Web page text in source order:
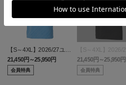
【S～4XL】2026/27ユニ
フォーム オーセンティッ
クモデル:FP1st
21,450円～25,950円
会員特典
【S～4XL】2026/
フォーム オーセン
クモデル:GK
21,450円～25,950円
会員特典